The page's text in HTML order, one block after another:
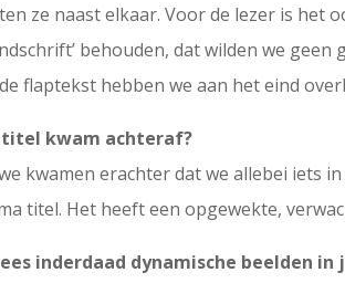
ze naast elkaar. Voor de lezer is het
behouden, dat wilden we
flaptekst hebben we aan het eind
titel kwam achteraf?
kwamen erachter dat we allebei iets
titel. Het heeft een opgewekte,
inderdaad dynamische beelden